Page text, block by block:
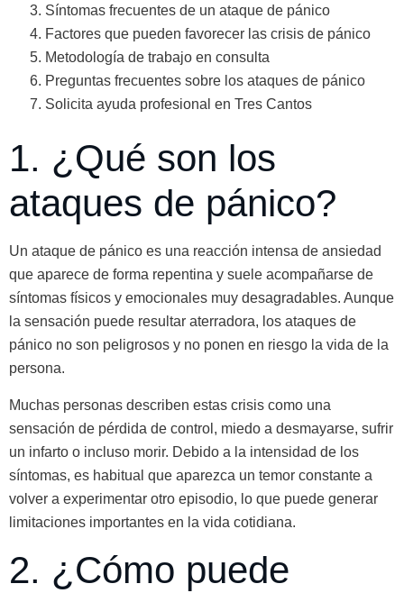
Síntomas frecuentes de un ataque de pánico
Factores que pueden favorecer las crisis de pánico
Metodología de trabajo en consulta
Preguntas frecuentes sobre los ataques de pánico
Solicita ayuda profesional en Tres Cantos
1. ¿Qué son los
ataques de pánico?
Un ataque de pánico es una reacción intensa de ansiedad
que aparece de forma repentina y suele acompañarse de
síntomas físicos y emocionales muy desagradables. Aunque
la sensación puede resultar aterradora, los ataques de
pánico no son peligrosos y no ponen en riesgo la vida de la
persona.
Muchas personas describen estas crisis como una
sensación de pérdida de control, miedo a desmayarse, sufrir
un infarto o incluso morir. Debido a la intensidad de los
síntomas, es habitual que aparezca un temor constante a
volver a experimentar otro episodio, lo que puede generar
limitaciones importantes en la vida cotidiana.
2. ¿Cómo puede